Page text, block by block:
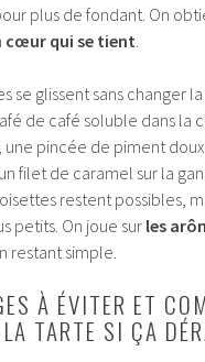
plus de fondant. On
cœur qui se tient
se glissent sans changer
de café soluble dans la
une pincée de piment
filet de caramel sur la
restent possibles,
petits. On joue sur les
restant simple.
À ÉVITER ET
TARTE SI ÇA